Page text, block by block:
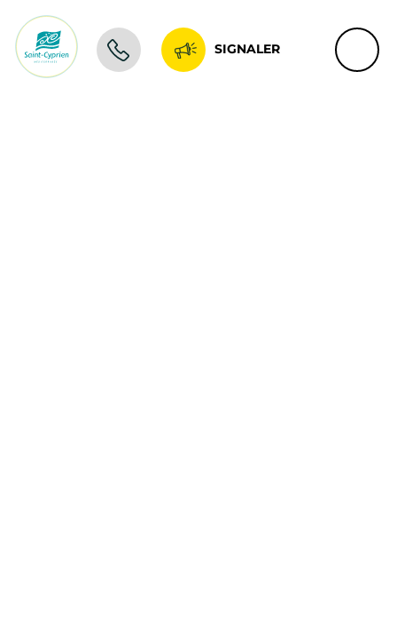
SIGNALER